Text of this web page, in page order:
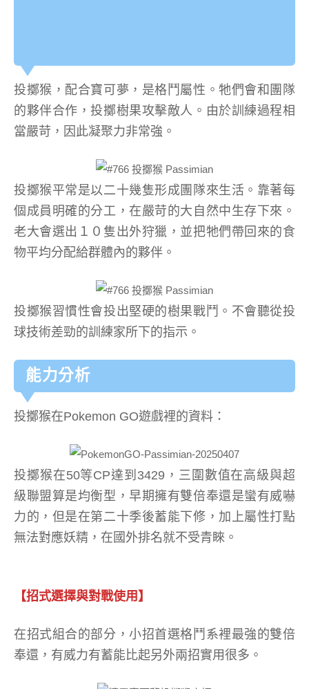
投擲猴，配合寶可夢，是格鬥屬性。牠們會和團隊
的夥伴合作，投擲樹果攻擊敵人。由於訓練過程相
當嚴苛，因此凝聚力非常強。
投擲猴平常是以二十幾隻形成團隊來生活。靠著每
個成員明確的分工，在嚴苛的大自然中生存下來。
老大會選出１０隻出外狩獵，並把牠們帶回來的食
物平均分配給群體內的夥伴。
投擲猴習慣性會投出堅硬的樹果戰鬥。不會聽從投
球技術差勁的訓練家所下的指示。
能力分析
投擲猴在Pokemon GO遊戲裡的資料：
投擲猴在50等CP達到3429，三圍數值在高級與超
級聯盟算是均衡型，早期擁有雙倍奉還是蠻有威嚇
力的，但是在第二十季後蓄能下修，加上屬性打點
無法對應妖精，在國外排名就不受青睞。
【招式選擇與對戰使用】
在招式組合的部分，小招首選格鬥系裡最強的雙倍
奉還，有威力有蓄能比起另外兩招實用很多。